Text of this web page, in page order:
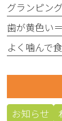
グランピン
お知らせ